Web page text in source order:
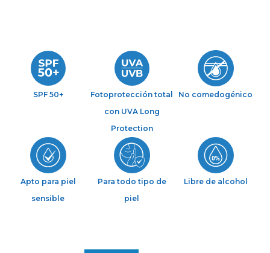
SPF 50+
Fotoprotección total
con UVA Long
Protection​
No comedogénico
Apto para piel
sensible
Para todo tipo de
piel​
Libre de alcohol